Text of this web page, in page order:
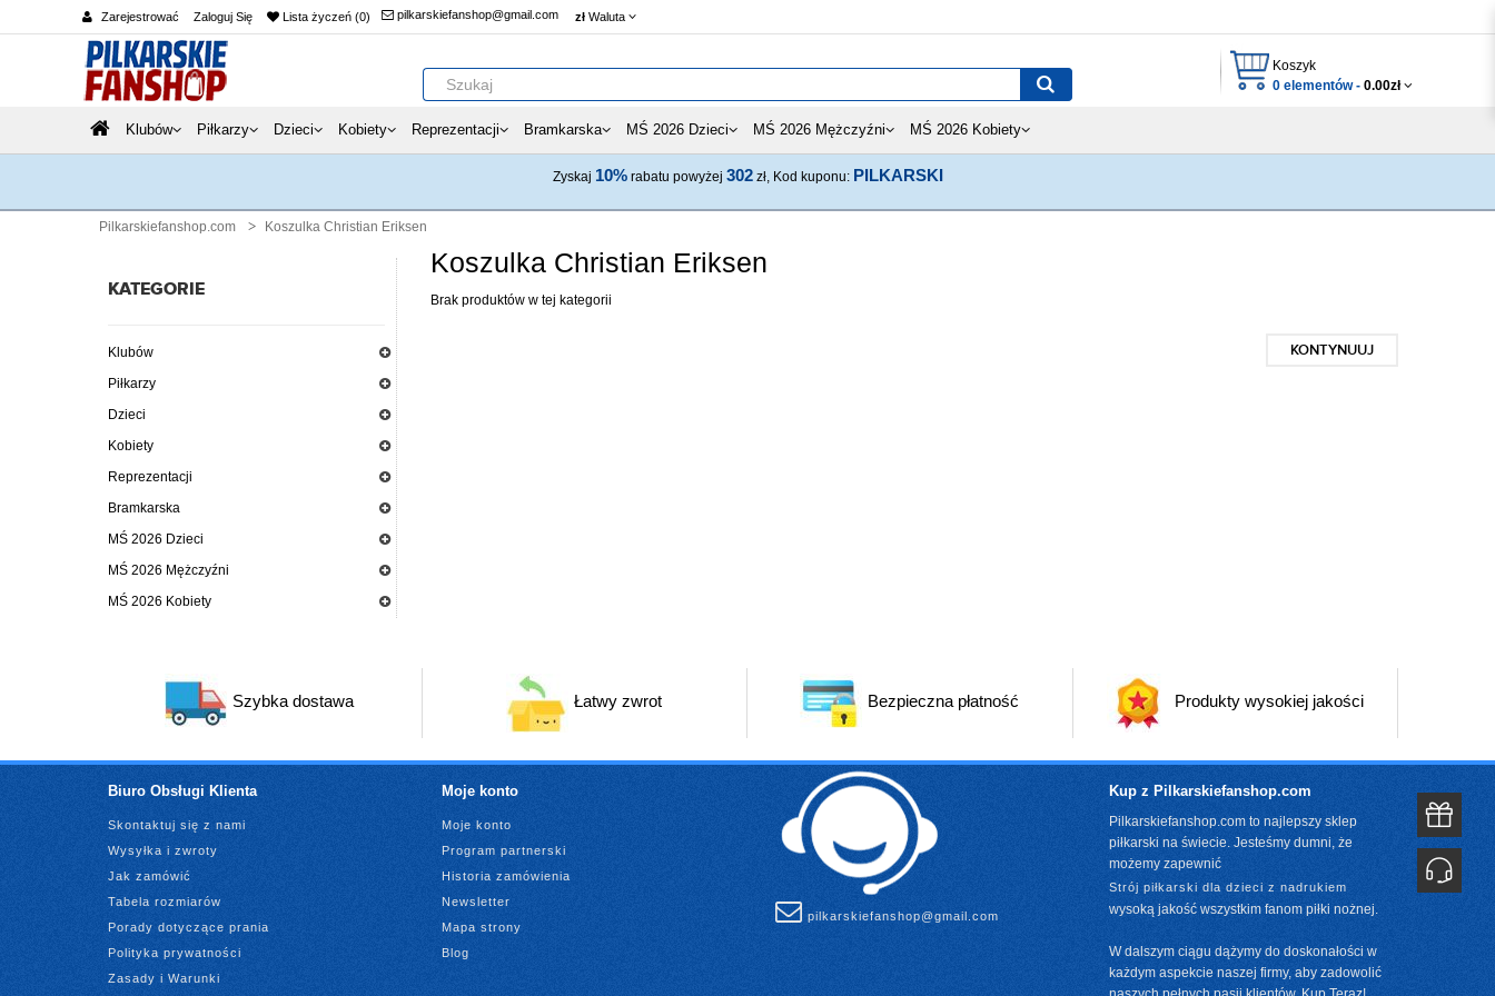
Zarejestrować Zaloguj Się Lista życzeń (0) pilkarskiefanshop@gmail.com zł Waluta
Koszyk
0 elementów - 0.00zł
Klubów Piłkarzy Dzieci Kobiety Reprezentacji Bramkarska MŚ 2026 Dzieci MŚ 2026 Mężczyźni MŚ 2026 Kobiety
Zyskaj 10%rabatu powyżej 302zł, Kod kuponu: PILKARSKI
Pilkarskiefanshop.com Koszulka Christian Eriksen
KATEGORIE
Klubów
Piłkarzy
Dzieci
Kobiety
Reprezentacji
Bramkarska
MŚ 2026 Dzieci
MŚ 2026 Mężczyźni
MŚ 2026 Kobiety
Koszulka Christian Eriksen
Brak produktów w tej kategorii
KONTYNUUJ
Szybka dostawa Łatwy zwrot Bezpieczna płatność Produkty wysokiej jakości
Biuro Obsługi Klienta
Skontaktuj się z nami
Wysyłka i zwroty
Jak zamówić
Tabela rozmiarów
Porady dotyczące prania
Polityka prywatności
Zasady i Warunki
Moje konto
Moje konto
Program partnerski
Historia zamówienia
Newsletter
Mapa strony
Blog
pilkarskiefanshop@gmail.com
Kup z Pilkarskiefanshop.com
Pilkarskiefanshop.com to najlepszy sklep
piłkarski na świecie. Jesteśmy dumni, że
możemy zapewnić
Strój piłkarski dla dzieci z nadrukiem
wysoką jakość wszystkim fanom piłki nożnej.
W dalszym ciągu dążymy do doskonałości w
każdym aspekcie naszej firmy, aby zadowolić